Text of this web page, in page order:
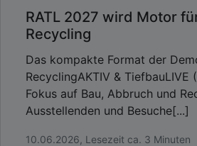
RATL 2027 wird Motor
Recycling
Das kompakte Format der
RecyclingAKTIV & TiefbauLIVE
Fokus auf Bau, Abbruch und
Ausstellenden und Besuche[...]
10.06.2026, Lesezeit ca. 3 Minuten